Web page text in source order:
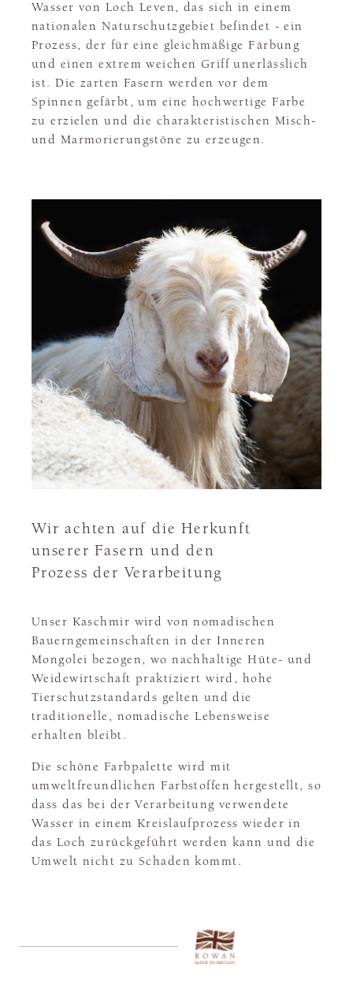
Wasser von Loch Leven, das sich in einem
nationalen Naturschutzgebiet befindet - ein
Prozess, der für eine gleichmäßige Färbung
und einen extrem weichen Griff unerlässlich
ist. Die zarten Fasern werden vor dem
Spinnen gefärbt, um eine hochwertige Farbe
zu erzielen und die charakteristischen Misch-
und Marmorierungstöne zu erzeugen.
Wir achten auf die Herkunft
unserer Fasern und den
Prozess der Verarbeitung
Unser Kaschmir wird von nomadischen
Bauerngemeinschaften in der Inneren
Mongolei bezogen, wo nachhaltige Hüte- und
Weidewirtschaft praktiziert wird, hohe
Tierschutzstandards gelten und die
traditionelle, nomadische Lebensweise
erhalten bleibt.
Die schöne Farbpalette wird mit
umweltfreundlichen Farbstoffen hergestellt, so
dass das bei der Verarbeitung verwendete
Wasser in einem Kreislaufprozess wieder in
das Loch zurückgeführt werden kann und die
Umwelt nicht zu Schaden kommt.